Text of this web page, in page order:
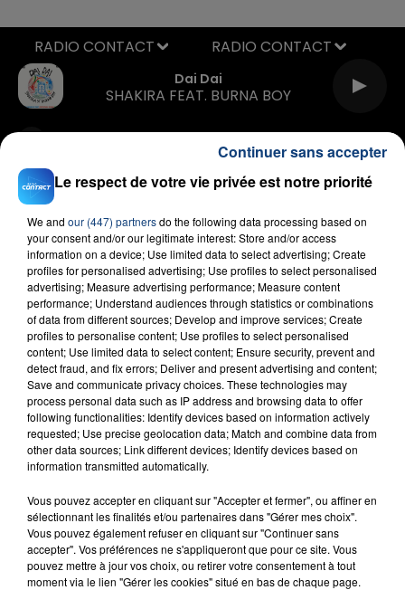
Dai Dai
SHAKIRA FEAT. BURNA BOY
RADIO CONTACT
FIL D'ACTU
23 juillet 2026
INCENDIE MORTEL À LENS : UNE FEMME ET
SON BÉBÉ ENTRE LA VIE ET LA...
Un homme s'est immolé par le feu après avoir
aspergé sa compagne et leur bébé de trois mois
d'un liquide inflammable.
Le respect de votre vie privée est notre priorité
We and our (447) partnersdo the following data processing based on
your consent and/or our legitimate interest: Store and/or access
information on a device; Use limited data to select advertising; Create
profiles for personalised advertising; Use profiles to select personalised
advertising; Measure advertising performance; Measure content
performance; Understand audiences through statistics or combinations
of data from different sources; Develop and improve services; Create
profiles to personalise content; Use profiles to select personalised
content; Use limited data to select content; Ensure security, prevent and
detect fraud, and fix errors; Deliver and present advertising and content;
Save and communicate privacy choices. These technologies may
process personal data such as IP address and browsing data to offer
following functionalities: Identify devices based on information actively
requested; Use precise geolocation data; Match and combine data from
other data sources; Link different devices; Identify devices based on
information transmitted automatically.
Vous pouvez accepter en cliquant sur "Accepter et fermer", ou affiner en
sélectionnant les finalités et/ou partenaires dans "Gérer mes choix".
Vous pouvez également refuser en cliquant sur "Continuer sans
accepter". Vos préférences ne s'appliqueront que pour ce site. Vous
pouvez mettre à jour vos choix, ou retirer votre consentement à tout
moment via le lien "Gérer les cookies" situé en bas de chaque page.
Continuer sans accepter